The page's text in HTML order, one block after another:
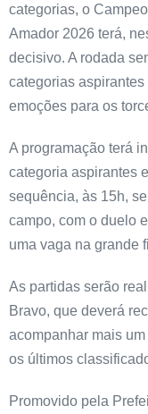
categorias, o
Amador 2026 terá,
decisivo. A rodada
categorias
emoções para os
A programação terá
categoria aspirantes
sequência, às 15h,
campo, com o duelo
uma vaga na grande
As partidas serão
Bravo, que deverá
acompanhar mais
os últimos
Promovido pela